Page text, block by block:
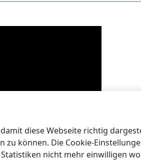
diese Webseite richtig
können. Die Cookie-
nicht mehr einwilligen